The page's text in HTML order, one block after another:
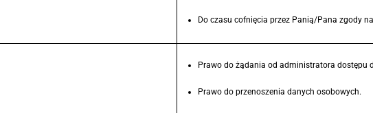
Do czasu cofnięcia przez Panią/Pana zgody
Prawo do żądania od administratora dostępu
Prawo do przenoszenia danych osobowych.